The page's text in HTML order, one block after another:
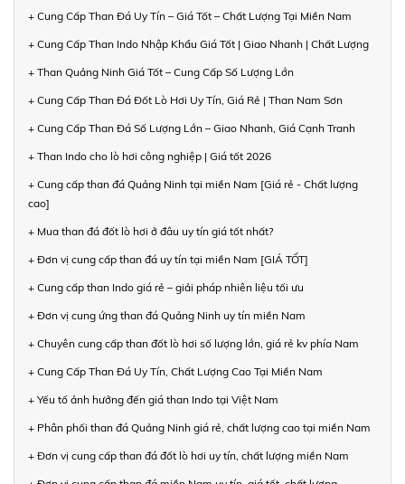
+ Cung Cấp Than Đá Uy Tín – Giá Tốt – Chất Lượng Tại Miền Nam
+ Cung Cấp Than Indo Nhập Khẩu Giá Tốt | Giao Nhanh | Chất Lượng
+ Than Quảng Ninh Giá Tốt – Cung Cấp Số Lượng Lớn
+ Cung Cấp Than Đá Đốt Lò Hơi Uy Tín, Giá Rẻ | Than Nam Sơn
+ Cung Cấp Than Đá Số Lượng Lớn – Giao Nhanh, Giá Cạnh Tranh
+ Than Indo cho lò hơi công nghiệp | Giá tốt 2026
+ Cung cấp than đá Quảng Ninh tại miền Nam [Giá rẻ - Chất lượng
cao]
+ Mua than đá đốt lò hơi ở đâu uy tín giá tốt nhất?
+ Đơn vị cung cấp than đá uy tín tại miền Nam [GIÁ TỐT]
+ Cung cấp than Indo giá rẻ – giải pháp nhiên liệu tối ưu
+ Đơn vị cung ứng than đá Quảng Ninh uy tín miền Nam
+ Chuyên cung cấp than đốt lò hơi số lượng lớn, giá rẻ kv phía Nam
+ Cung Cấp Than Đá Uy Tín, Chất Lượng Cao Tại Miền Nam
+ Yếu tố ảnh hưởng đến giá than Indo tại Việt Nam
+ Phân phối than đá Quảng Ninh giá rẻ, chất lượng cao tại miền Nam
+ Đơn vị cung cấp than đá đốt lò hơi uy tín, chất lượng miền Nam